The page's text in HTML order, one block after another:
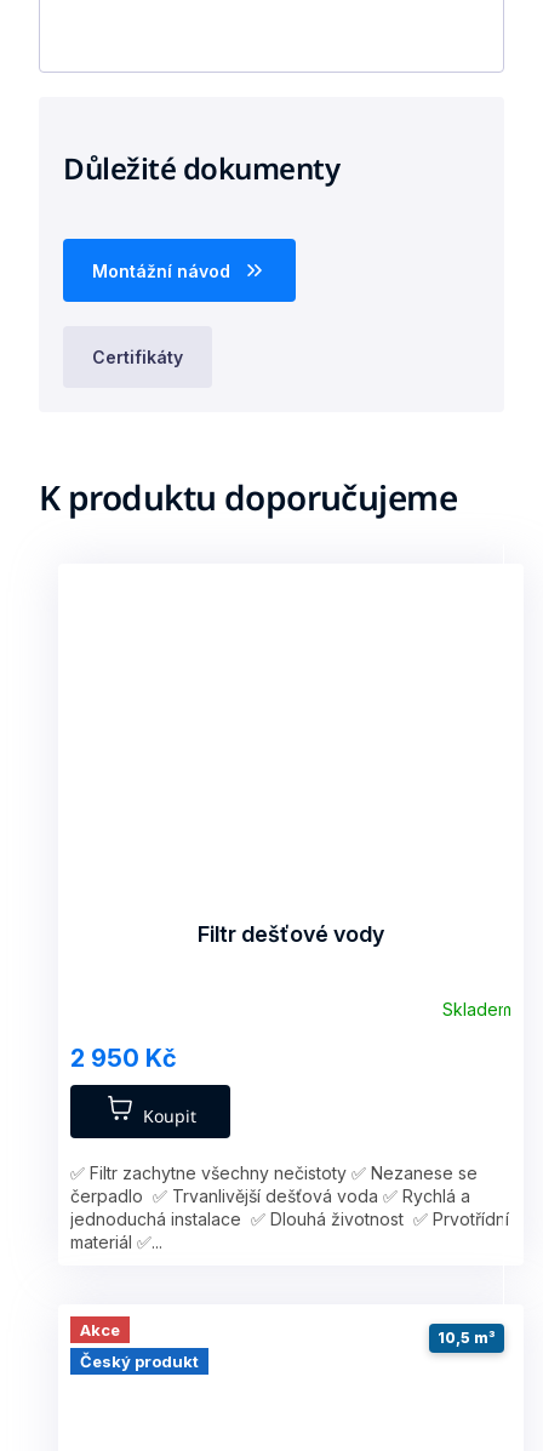
Důležité dokumenty
Montážní návod
Certifikáty
K produktu doporučujeme
Filtr dešťové vody
Skladem
2 950 Kč
Koupit
✅ Filtr zachytne všechny nečistoty ✅ Nezanese se
čerpadlo ✅ Trvanlivější dešťová voda ✅ Rychlá a
jednoduchá instalace ✅ Dlouhá životnost ✅ Prvotřídní
materiál ✅...
Akce
Český produkt
10,5 m³